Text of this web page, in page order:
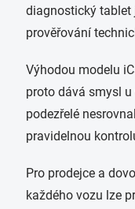
diagnostický tablet
prověřování
Výhodou modelu
proto dává smysl
podezřelé
pravidelnou
Pro prodejce a
každého vozu lze